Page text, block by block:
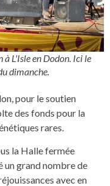
L'Isle en Dodon. Ici le
dimanche.
pour le soutien
des fonds pour la
rares.
la Halle fermée
un grand nombre de
avec en